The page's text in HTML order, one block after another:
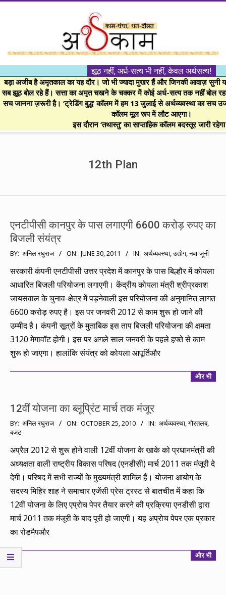
।।
अर्थकाम।।
BE
FINANCIALLY
झूठ नहीं, अर्ध-सत्य भी नहीं, केवल अर्थसत्य!
बड़ा अजीब है अमृतकाल का यह दौर। जो भी ज्यादा मुखर हैं और जिनकी आवाज़ सुनी
सब झूठ बोल रहे हैं। सत्ता का अमृत चखने के चक्कर में कोई अर्ध-सत्य तक नहीं बोल
सच जानना ज़रूरी है। ‘ट्रेडिंग बुद्ध’ कॉलम में हम 13 जुलाई से अर्थव्यवस्था का सच
कॉलम मूल रूप में लौट आएगा।
इस दौरान ‘तथास्तु’ का साप्ताहिक कॉलम बदस्तूर जारी
12th Plan
एनटीपीसी कानपुर के पास लगाएगी 6600 करोड़ रुपए का
बिजली संयंत्र
2011-
BY: अनिल रघुराज ON: JUNE 30, 2011 IN: अर्थव्यवस्था,उद्योग,नवा-जूनी
सरकारी कंपनी एनटीपीसी उत्तर प्रदेश में कानपुर के पास बिल्हौर में कोयला
आधारित बिजली परियोजना लगाएगी। केंद्रीय कोयला मंत्री श्रीप्रकाश
जायसवाल के चुनाव-क्षेत्र में पड़नेवाली इस परियोजना की अनुमानित लागत
6600 करोड़ रुपए है। इस पर जनवरी 2012 से काम शुरू हो जाने की
उम्मीद है। कंपनी सूत्रों के मुताबिक इस ताप बिजली परियोजना की क्षमता
3120 मेगावॉट होगी। इस पर अगले साल जनवरी के पहले हफ्ते से काम
शुरू हो जाएगा। हालांकि संयंत्र को कोयला आपूर्तिऔर
और भी
12वीं योजना का ब्लूप्रिंट मार्च तक मंजूर
2010-
10-
25
BY: अनिल रघुराज ON: OCTOBER 25, 2010 IN: अर्थव्यवस्था,गौरतलब,
बजट
अप्रैल 2012 से शुरू होने वाली 12वीं योजना के खाके को प्रधानमंत्री की
अध्यक्षता वाली राष्ट्रीय विकास परिषद (एनडीसी) मार्च 2011 तक मंजूरी दे
देगी। परिषद में सभी राज्यों के मुख्यमंत्री शामिल हैं। योजना आयोग के
सदस्य मिहिर शाह ने समाचार एजेंसी प्रेस ट्रस्ट से बातचीत में कहा कि
12वीं योजना के लिए एप्रोच पेपर तैयार करने की प्रक्रिया एनडीसी द्वारा
मार्च 2011 तक मंजूरी के बाद पूरी हो जाएगी। यह अप्रोच पेपर एक प्रकार
का रोडमैपऔर
और भी